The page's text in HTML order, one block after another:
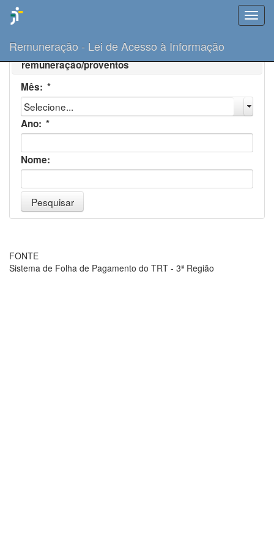
Menu
Remuneração - Lei de Acesso à Informação
Escolha um período de referência para consultar a
remuneração/proventos
Mês: *
Selecione...
Ano: *
Nome:
Pesquisar
FONTE
Sistema de Folha de Pagamento do TRT - 3ª Região